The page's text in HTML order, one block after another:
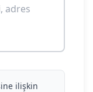
ilişkin